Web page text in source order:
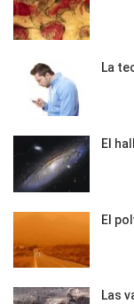
La
El
El
Las